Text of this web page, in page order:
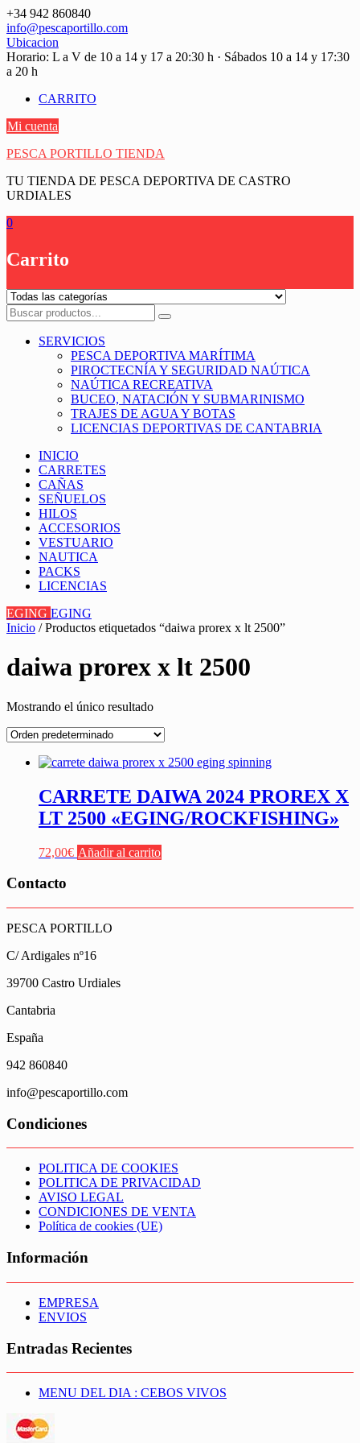
Saltar
contenido
+34 942 860840
info@pescaportillo.com
Ubicacion
Horario: L a V de 10 a 14 y 17 a 20:30 h · Sábados 10 a 14 y 17:30
a 20 h
CARRITO
Mi cuenta
PESCA PORTILLO TIENDA
TU TIENDA DE PESCA DEPORTIVA DE CASTRO
URDIALES
0
Carrito
SERVICIOS
PESCA DEPORTIVA MARÍTIMA
PIROCTECNÍA Y SEGURIDAD NAÚTICA
NAÚTICA RECREATIVA
BUCEO, NATACIÓN Y SUBMARINISMO
TRAJES DE AGUA Y BOTAS
LICENCIAS DEPORTIVAS DE CANTABRIA
INICIO
CARRETES
CAÑAS
SEÑUELOS
HILOS
ACCESORIOS
VESTUARIO
NAUTICA
PACKS
LICENCIAS
EGING EGING
Inicio / Productos etiquetados “daiwa prorex x lt 2500”
daiwa prorex x lt 2500
Mostrando el único resultado
CARRETE DAIWA 2024 PROREX X
LT 2500 «EGING/ROCKFISHING»
72,00€ Añadir al carrito
Contacto
PESCA PORTILLO
C/ Ardigales nº16
39700 Castro Urdiales
Cantabria
España
942 860840
info@pescaportillo.com
Condiciones
POLITICA DE COOKIES
POLITICA DE PRIVACIDAD
AVISO LEGAL
CONDICIONES DE VENTA
Política de cookies (UE)
Información
EMPRESA
ENVIOS
Entradas Recientes
MENU DEL DIA : CEBOS VIVOS